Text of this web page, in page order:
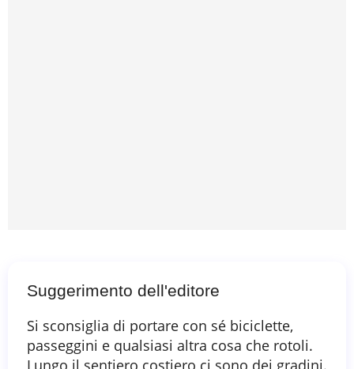
Suggerimento dell'editore
Si sconsiglia di portare con sé biciclette,
passeggini e qualsiasi altra cosa che rotoli.